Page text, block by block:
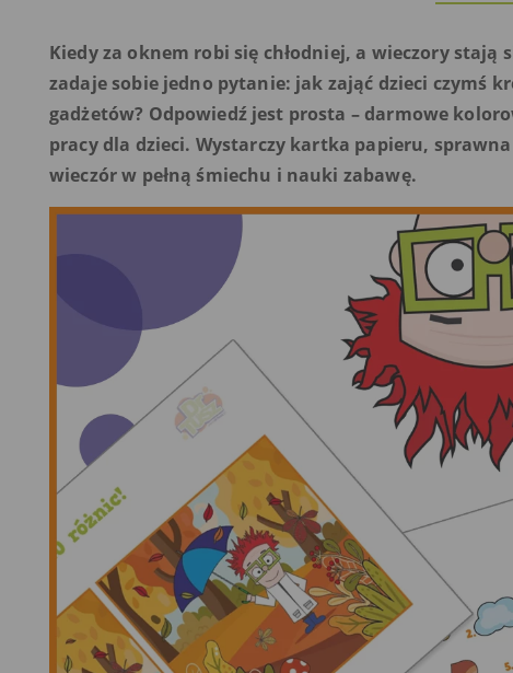
Kiedy za oknem robi się chłodniej, a wieczory stają
zadaje sobie jedno pytanie: jak zająć dzieci czymś
gadżetów? Odpowiedź jest prosta – darmowe
pracy dla dzieci. Wystarczy kartka papieru,
wieczór w pełną śmiechu i nauki zabawę.